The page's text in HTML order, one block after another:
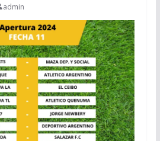
admin